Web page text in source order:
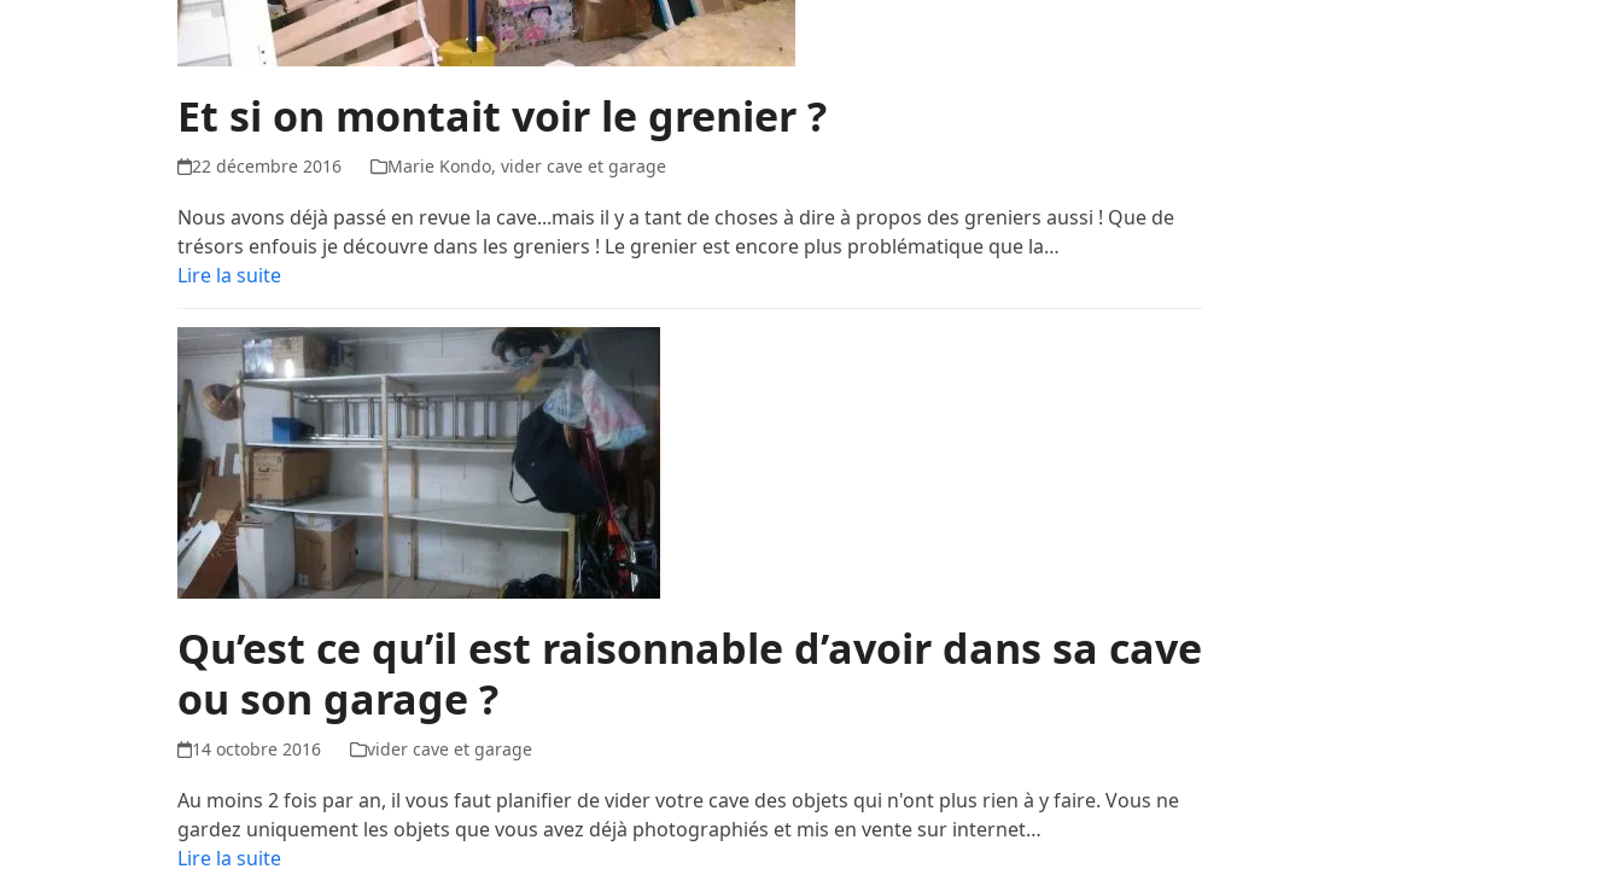
Et si on montait voir le grenier ?
22 décembre 2016 Marie Kondo,vider cave et garage
Nous avons déjà passé en revue la cave...mais il y a tant de choses à dire à propos des greniers aussi ! Que de
trésors enfouis je découvre dans les greniers ! Le grenier est encore plus problématique que la…
Lire la suite
Qu’est ce qu’il est raisonnable d’avoir dans sa cave
ou son garage ?
14 octobre 2016 vider cave et garage
Au moins 2 fois par an, il vous faut planifier de vider votre cave des objets qui n'ont plus rien à y faire. Vous ne
gardez uniquement les objets que vous avez déjà photographiés et mis en vente sur internet…
Lire la suite